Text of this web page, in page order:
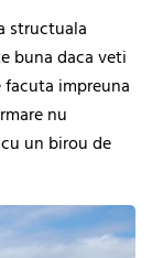
structuala
buna daca veti
impreuna
nu
un birou de